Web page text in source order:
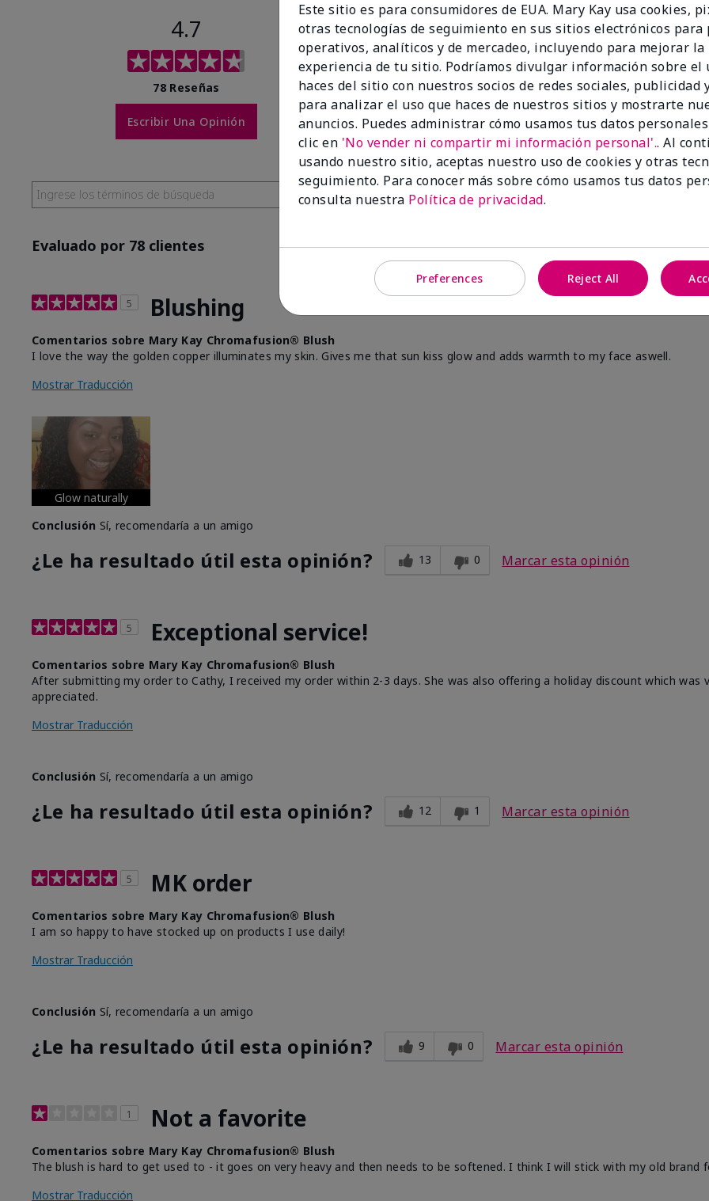
4.7
78 Reseñas
Escribir Una Opinión
96%
de los encuestados
recomendaría a un
amigo.
Evaluado por 78 clientes
5 Blushing
Comentarios sobre Mary Kay Chromafusion® Blush
I love the way the golden copper illuminates my skin. Gives me that sun kiss glow and adds warmth to my face aswell.
Mostrar Traducción
Glow naturally
Conclusión Sí, recomendaría a un amigo
¿Le ha resultado útil esta opinión? 13 0 Marcar esta opinión
5 Exceptional service!
Comentarios sobre Mary Kay Chromafusion® Blush
After submitting my order to Cathy, I received my order within 2-3 days. She was also offering a holiday discount which was
appreciated.
Mostrar Traducción
Conclusión Sí, recomendaría a un amigo
¿Le ha resultado útil esta opinión? 12 1 Marcar esta opinión
5 MK order
Comentarios sobre Mary Kay Chromafusion® Blush
I am so happy to have stocked up on products I use daily!
Mostrar Traducción
Conclusión Sí, recomendaría a un amigo
¿Le ha resultado útil esta opinión? 9 0 Marcar esta opinión
1 Not a favorite
Comentarios sobre Mary Kay Chromafusion® Blush
The blush is hard to get used to - it goes on very heavy and then needs to be softened. I think I will stick with my old brand
Mostrar Traducción
Este sitio es para consumidores de EUA. Mary Kay usa cookies,
otras tecnologías de seguimiento en sus sitios electrónicos para
operativos, analíticos y de mercadeo, incluyendo para mejorar la
experiencia de tu sitio. Podríamos divulgar información sobre el
haces del sitio con nuestros socios de redes sociales, publicidad
para analizar el uso que haces de nuestros sitios y mostrarte
anuncios. Puedes administrar cómo usamos tus datos
clic en 'No vender ni compartir mi información personal'.. Al
usando nuestro sitio, aceptas nuestro uso de cookies y otras
seguimiento. Para conocer más sobre cómo usamos tus datos
consulta nuestra Política de privacidad.
Preferences Reject All